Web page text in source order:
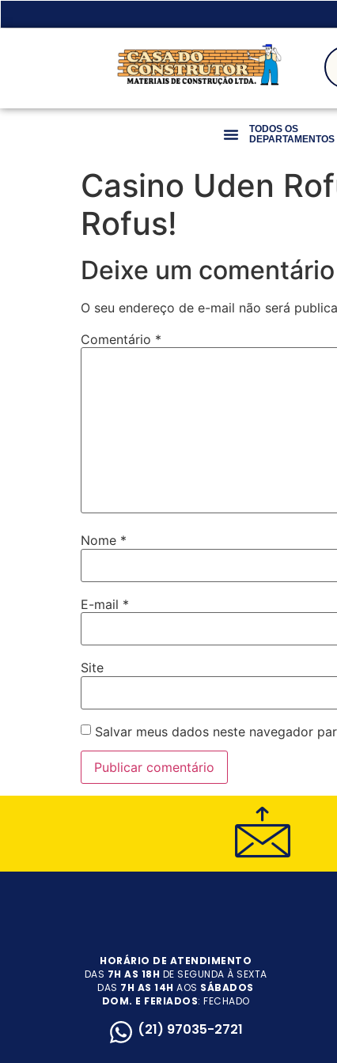
TODOS OS
DEPARTAMENTOS
Casino Uden
Rofus!
Deixe um comentário
O seu endereço de e-mail não será
Comentário *
Nome *
E-mail *
Site
Salvar meus dados neste navegador
HORÁRIO DE ATENDIMENTO
DAS 7H AS 18H DE SEGUNDA À SEXTA
DAS 7H AS 14H AOS SÁBADOS
DOM. E FERIADOS: FECHADO
(21) 97035-2721